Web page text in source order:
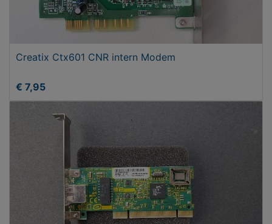
Creatix Ctx601 CNR intern Modem
€ 7,95